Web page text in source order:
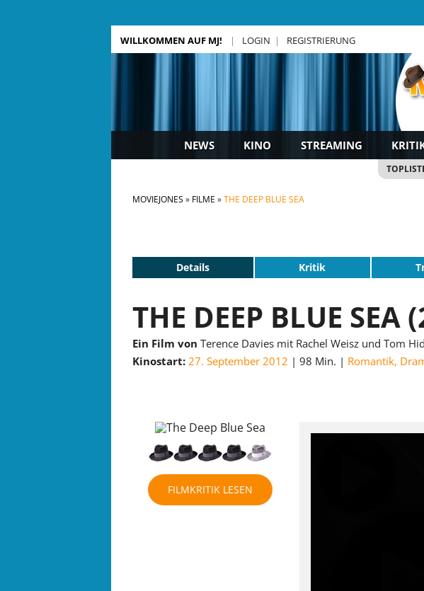
WILLKOMMEN AUF MJ! LOGIN REGISTRIERUNG
NEWS KINO STREAMING
MOVIEJONES FILME THE DEEP BLUE SEA
Details Kritik
THE DEEP BLUE SEA
Ein Film von Terence Davies mit Rachel Weisz und Tom
Kinostart: 27. September 2012 98 Min. Romantik,
FILMKRITIK LESEN